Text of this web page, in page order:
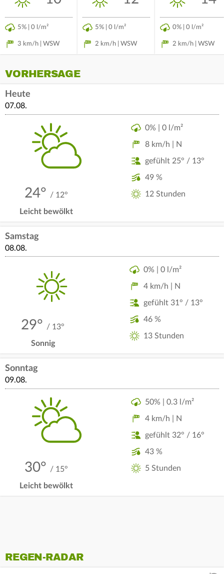
5% | 0 l/m²
3 km/h | WSW
5% | 0 l/m²
2 km/h | WSW
0% | 0 l/m²
2 km/h | WSW
VORHERSAGE
Heute
07.08.
24° / 12°
Leicht bewölkt
0% | 0 l/m²
8 km/h | N
gefühlt 25° / 13°
49 %
12 Stunden
Samstag
08.08.
29° / 13°
Sonnig
0% | 0 l/m²
4 km/h | N
gefühlt 31° / 13°
46 %
13 Stunden
Sonntag
09.08.
30° / 15°
Leicht bewölkt
50% | 0.3 l/m²
4 km/h | N
gefühlt 32° / 16°
43 %
5 Stunden
REGEN-RADAR